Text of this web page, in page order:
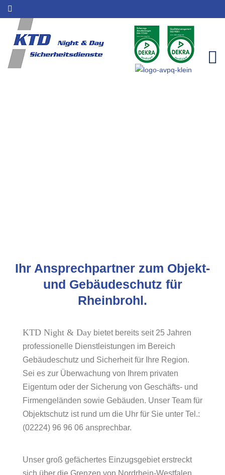
Ihr Ansprechpartner zum Objekt-
und Gebäudeschutz für
Rheinbrohl.
KTD Night & Day bietet bereits seit 25 Jahren
professionelle Dienstleistungen im Bereich
Gebäudeschutz und Sicherheit für Ihre Region.
Sei es zur Überwachung von Ihrem privaten
Eigentum oder der Sicherung von Geschäfts- und
Firmengeländen sowie Gebäuden. Unser Team für
Objektschutz ist rund um die Uhr für Sie unter Tel.:
(02224) 96 96 06 ansprechbar.
Unser groß gefächertes Einzugsgebiet erstreckt